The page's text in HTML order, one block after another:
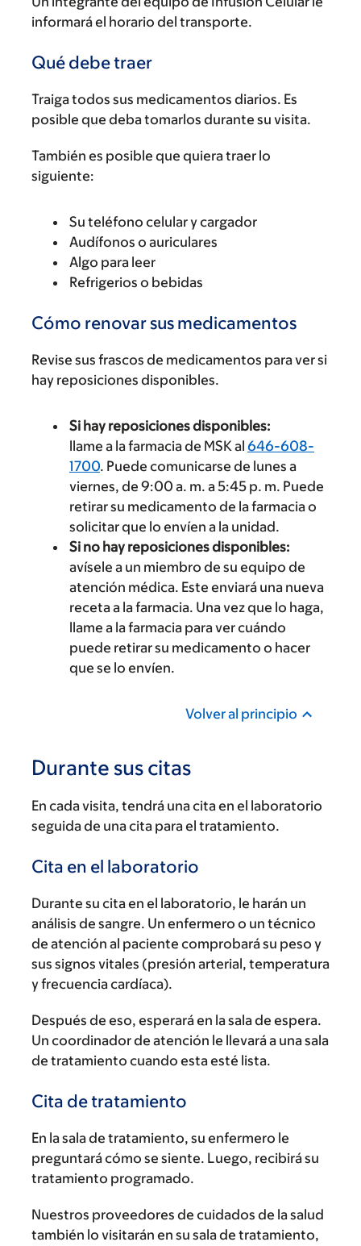
informará el horario del transporte.
Qué debe traer
Traiga todos sus medicamentos diarios. Es
posible que deba tomarlos durante su visita.
También es posible que quiera traer lo
siguiente:
Su teléfono celular y cargador
Audífonos o auriculares
Algo para leer
Refrigerios o bebidas
Cómo renovar sus medicamentos
Revise sus frascos de medicamentos para ver si
hay reposiciones disponibles.
Si hay reposiciones disponibles:
llame a la farmacia de MSK al 646-608-
1700. Puede comunicarse de lunes a
viernes, de 9:00 a. m. a 5:45 p. m. Puede
retirar su medicamento de la farmacia o
solicitar que lo envíen a la unidad.
Si no hay reposiciones disponibles:
avísele a un miembro de su equipo de
atención médica. Este enviará una nueva
receta a la farmacia. Una vez que lo haga,
llame a la farmacia para ver cuándo
puede retirar su medicamento o hacer
que se lo envíen.
Volver al principio
Durante sus citas
En cada visita, tendrá una cita en el laboratorio
seguida de una cita para el tratamiento.
Cita en el laboratorio
Durante su cita en el laboratorio, le harán un
análisis de sangre. Un enfermero o un técnico
de atención al paciente comprobará su peso y
sus signos vitales (presión arterial, temperatura
y frecuencia cardíaca).
Después de eso, esperará en la sala de espera.
Un coordinador de atención le llevará a una sala
de tratamiento cuando esta esté lista.
Cita de tratamiento
En la sala de tratamiento, su enfermero le
preguntará cómo se siente. Luego, recibirá su
tratamiento programado.
Nuestros proveedores de cuidados de la salud
también lo visitarán en su sala de tratamiento,